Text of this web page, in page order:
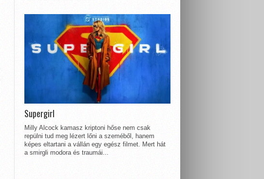
Supergirl
Milly Alcock kamasz kriptoni hőse nem csak
repülni tud meg lézert lőni a szeméből, hanem
képes eltartani a vállán egy egész filmet. Mert hát
a smirgli modora és traumái...